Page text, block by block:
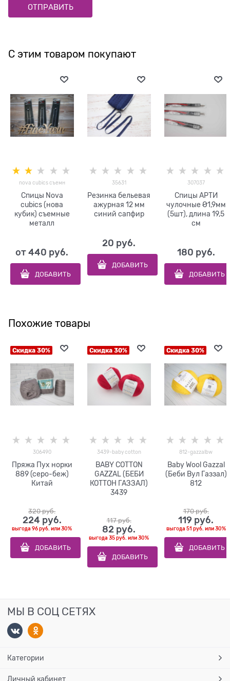
С этим товаром покупают
nova cubics съемн
Спицы Nova
cubics (нова
кубик) съемные
металл
от440 руб.
ДОБАВИТЬ
35631
Резинка бельевая
ажурная 12 мм
синий сапфир
20 руб.
ДОБАВИТЬ
307037
Спицы АРТИ
чулочные Ø1,9мм
(5шт), длина 19,5
см
180 руб.
ДОБАВИТЬ
Похожие товары
Скидка 30%
306490
Пряжа Пух норки
889 (серо-беж)
Китай
320 руб.
224 руб.
выгода96 руб. или30%
ДОБАВИТЬ
Скидка 30%
3439-baby cotton
BABY COTTON
GAZZAL (БЕБИ
КОТТОН ГАЗЗАЛ)
3439
117 руб.
82 руб.
выгода35 руб. или30%
ДОБАВИТЬ
Скидка 30%
812-gazzalbw
Baby Wool Gazzal
(Беби Вул Газзал)
812
170 руб.
119 руб.
выгода 51 руб. или30%
ДОБАВИТЬ
МЫ В СОЦ СЕТЯХ
Категории
Личный кабинет